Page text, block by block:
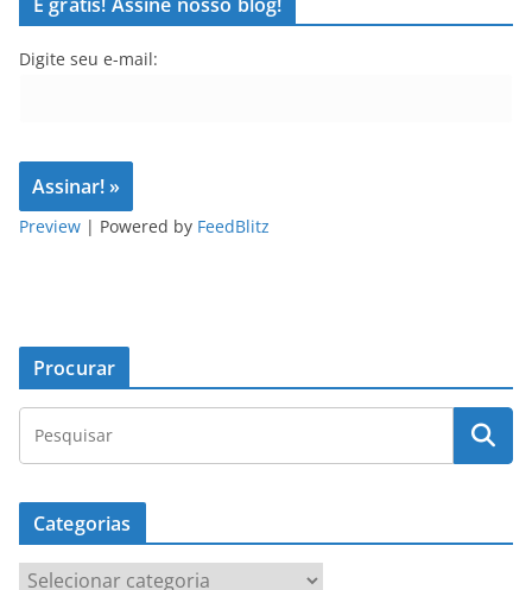
Digite seu e-mail:
Preview | Powered by FeedBlitz
Procurar
Categorias